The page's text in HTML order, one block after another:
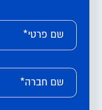
this field empty.
שם פרטי*
שם חברה*
Alternative: